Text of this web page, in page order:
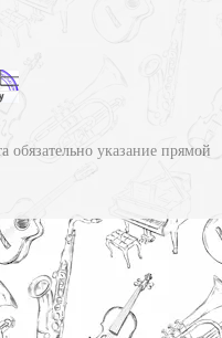
обязательно указание прямой